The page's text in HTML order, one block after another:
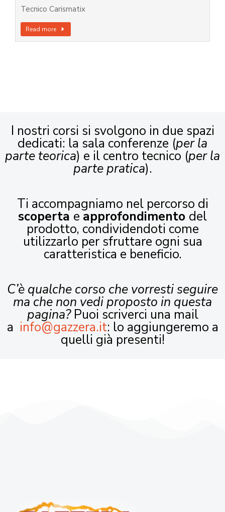
Tecnico Carismatix
Read more
I nostri corsi si svolgono in due spazi
dedicati: la sala conferenze (per la
parte teorica) e il centro tecnico (per la
parte pratica).
Ti accompagniamo nel percorso di
scoperta e approfondimento del
prodotto, condividendoti come
utilizzarlo per sfruttare ogni sua
caratteristica e beneficio.
C’è qualche corso che vorresti seguire
ma che non vedi proposto in questa
pagina?Puoi scriverci una mail
a info@gazzera.it: lo aggiungeremo a
quelli già presenti!